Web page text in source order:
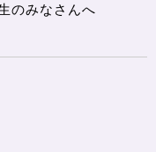
のみなさんへ